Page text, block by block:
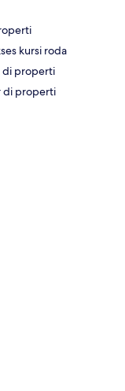
kursi roda
di properti
di properti